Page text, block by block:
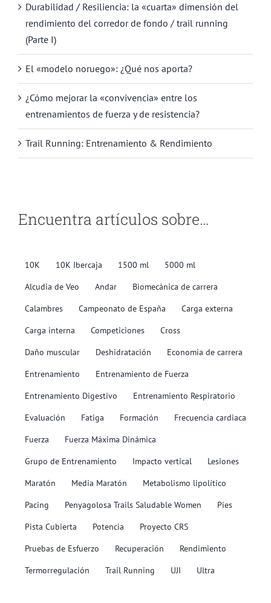
Durabilidad / Resiliencia: la «cuarta» dimensión del
rendimiento del corredor de fondo / trail running
(Parte I)
El «modelo noruego»: ¿Qué nos aporta?
¿Cómo mejorar la «convivencia» entre los
entrenamientos de fuerza y de resistencia?
Trail Running: Entrenamiento & Rendimiento
Encuentra artículos sobre…
10K 10K Ibercaja 1500 ml
5000 ml
Alcudia de Veo
Andar
Biomecánica de carrera
Calambres
Campeonato de España
Carga externa
Carga interna
Competiciones
Cross
Daño muscular
Deshidratación
Economia de carrera
Entrenamiento
Entrenamiento de Fuerza
Entrenamiento Digestivo
Entrenamiento Respiratorio
Evaluación
Fatiga Formación
Frecuencia cardiaca
Fuerza
Fuerza Máxima Dinámica
Grupo de Entrenamiento
Impacto vertical
Lesiones
Maratón
Media Maratón
Metabolismo lipolítico
Pacing
Penyagolosa Trails Saludable Women
Pies
Pista Cubierta
Potencia
Proyecto CRS
Pruebas de Esfuerzo
Recuperación
Rendimiento
Termorregulación
Trail Running UJI Ultra